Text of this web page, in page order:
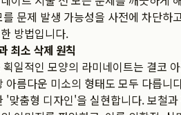
문제 발생 가능성을 사전에 차단하
방법입니다.
최소 삭제 원칙
일적인 모양의 라미네이트는 결코
아름다운 미소의 형태도 모두 다릅니
'맞춤형 디자인'을 실현합니다. 보철